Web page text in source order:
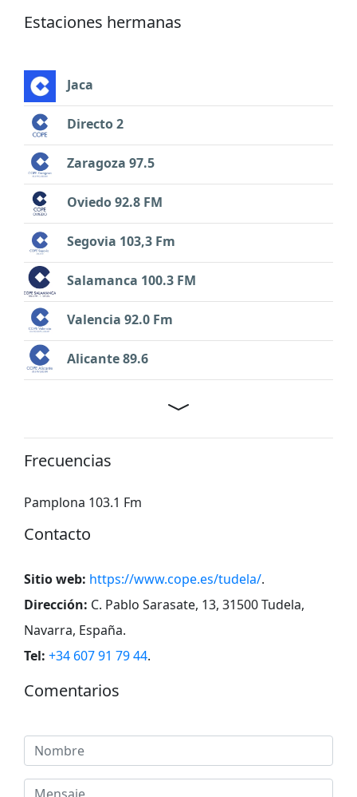
Estaciones hermanas
Jaca
Directo 2
Zaragoza 97.5
Oviedo 92.8 FM
Segovia 103,3 Fm
Salamanca 100.3 FM
Valencia 92.0 Fm
Alicante 89.6
Frecuencias
Pamplona 103.1 Fm
Contacto
Sitio web: https://www.cope.es/tudela/.
Dirección: C. Pablo Sarasate, 13, 31500 Tudela,
Navarra, España.
Tel: +34 607 91 79 44.
Comentarios